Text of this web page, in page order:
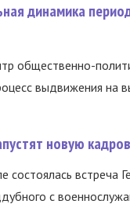
динамика
общественно-
выдвижения на
новую
состоялась встреча
с